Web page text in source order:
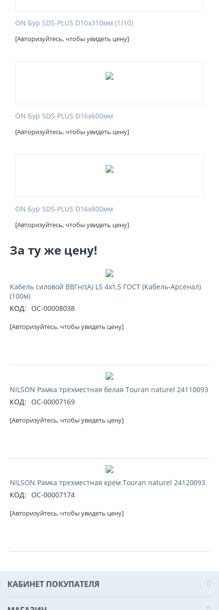
ON Бур SDS-PLUS D10х310мм (1/10)
[Авторизуйтесь, чтобы увидеть цену]
ON Бур SDS-PLUS D16х600мм
[Авторизуйтесь, чтобы увидеть цену]
ON Бур SDS-PLUS D16х800мм
[Авторизуйтесь, чтобы увидеть цену]
За ту же цену!
Kабель силовой ВВГнг(А) LS 4х1,5 ГОСТ (Кабель-Арсенал)
(100м)
КОД:
ОС-00008038
[Авторизуйтесь, чтобы увидеть цену]
NILSON Рамка трехместная белая Touran naturel 24110093
КОД:
ОС-00007169
[Авторизуйтесь, чтобы увидеть цену]
NILSON Рамка трехместная крем Touran naturel 24120093
КОД:
ОС-00007174
[Авторизуйтесь, чтобы увидеть цену]
КАБИНЕТ ПОКУПАТЕЛЯ